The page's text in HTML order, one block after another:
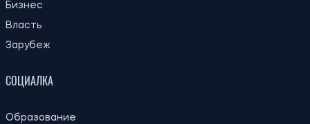
Бизнес
Власть
Зарубеж
СОЦИАЛКА
Образование